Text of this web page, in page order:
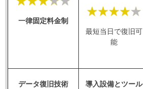
一律固定料金制
最短当日で復旧可
能
データ復旧技術 導入設備とツール